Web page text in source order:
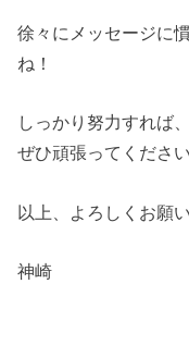
徐々にメッセージに
ね！
しっかり努力すれば
ぜひ頑張ってください
以上、よろしくお願
神崎